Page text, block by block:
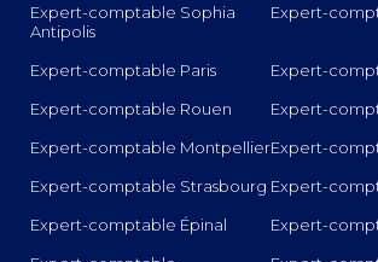
Expert-comptable Sophia
Antipolis
Expert-
Expert-comptable Paris
Expert-
Expert-comptable Rouen
Expert-
Expert-comptable MontpellierExpert-
Expert-comptable Strasbourg Expert-
Expert-comptable Épinal
Expert-